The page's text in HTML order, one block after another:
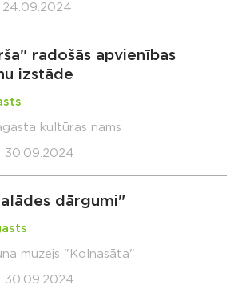
24.09.2024
radošās apvienības
izstāde
kultūras nams
30.09.2024
dārgumi"
muzejs "Kolnasāta"
30.09.2024